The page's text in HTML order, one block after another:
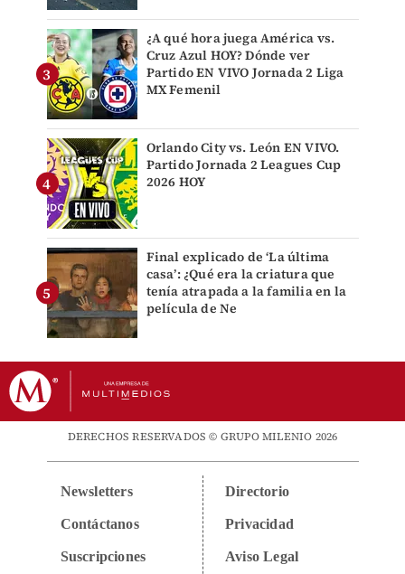
¿A qué hora juega América vs.
Cruz Azul HOY? Dónde ver
Partido EN VIVO Jornada 2 Liga
MX Femenil
Orlando City vs. León EN VIVO.
Partido Jornada 2 Leagues Cup
2026 HOY
Final explicado de ‘La última
casa’: ¿Qué era la criatura que
tenía atrapada a la familia en la
película de Ne
DERECHOS RESERVADOS © GRUPO MILENIO 2026
Newsletters
Contáctanos
Suscripciones
Directorio
Privacidad
Aviso Legal